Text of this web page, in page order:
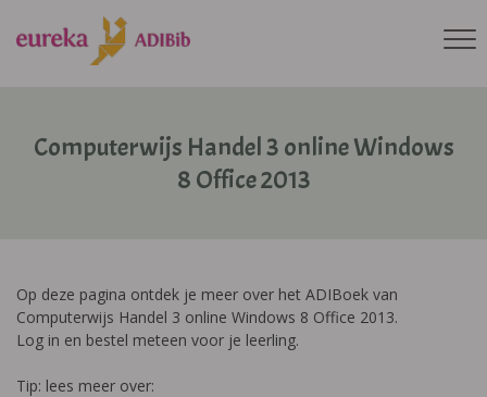
Computerwijs Handel 3 online Windows
8 Office 2013
Op deze pagina ontdek je meer over het ADIBoek van
Computerwijs Handel 3 online Windows 8 Office 2013.
Log in en bestel meteen voor je leerling.
Tip: lees meer over: